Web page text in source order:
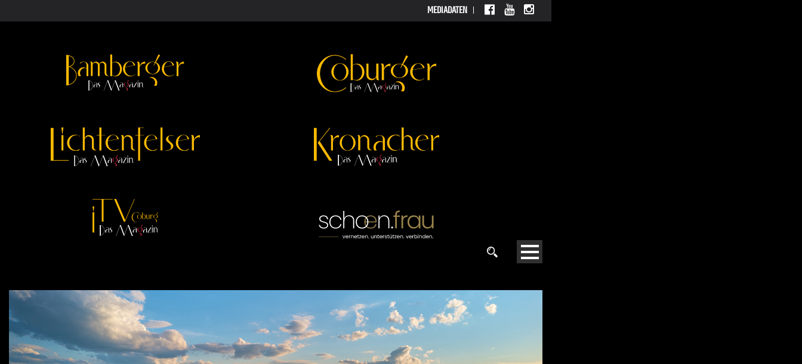
MEDIADATEN